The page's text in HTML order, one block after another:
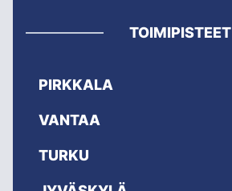
TOIMIPISTEET
PIRKKALA
VANTAA
TURKU